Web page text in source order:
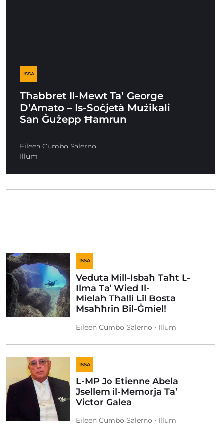
ISSA
Tħabbret Il-Mewt Ta’ George
D’Amato – Is-Soċjetà Mużikali
San Ġużepp Ħamrun
Eileen Cumbo Salerno
Illum
ISSA
Veduta Mill-Isbaħ Taħt L-
Ilma Ta’ Wied Il-
Mielaħ Tħalli Lil Bosta
Msaħħrin Bil-Ġmiel!
Eileen Cumbo Salerno • Illum
ISSA
L-MP Jo Etienne Abela
Jsellem il-Memorja Ta’
Victor Galea
Eileen Cumbo Salerno • Illum